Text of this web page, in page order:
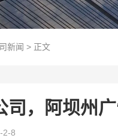
新闻 > 正文
司，阿坝州
2-8